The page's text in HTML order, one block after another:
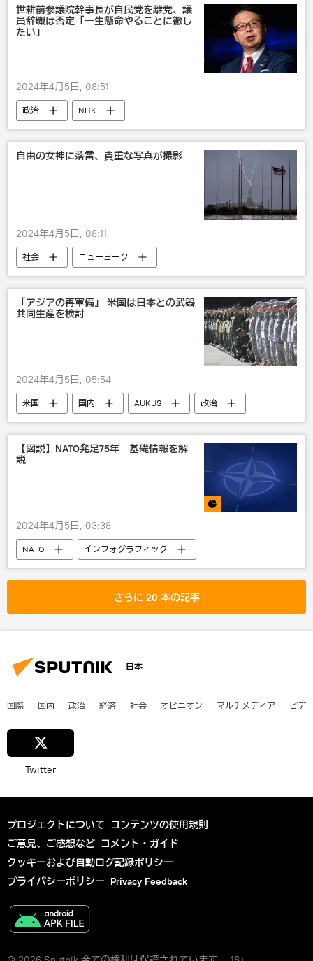
セルゲイ・ショイグ
ウクライナ
ロシア外務省
世耕前参議院幹事長が自民党を離党、議
員辞職は否定「一生懸命やることに徹し
たい」
2024年4月5日, 08:51
政治 NHK
自由の女神に落雷、貴重な写真が撮影
2024年4月5日, 08:11
社会 ニューヨーク
「アジアの再軍備」 米国は日本との武器
共同生産を検討
2024年4月5日, 05:54
米国 国内 AUKUS
政治
軍事
【図説】NATO発足75年 基礎情報を解
説
2024年4月5日, 03:38
NATO インフォグラフィック
さらに 20 本の記事
日本
国際 国内 政治 経済 社会 オピニオン マルチメディア ビデ
Twitter
プロジェクトについて コンテンツの使用規則
ご意見、ご感想など コメント・ガイド
クッキーおよび自動ログ記録ポリシー
プライバシーポリシー Privacy Feedback